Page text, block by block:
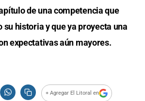
de una competencia que
su historia y que ya proyecta una
expectativas aún mayores.
+ Agregar El Litoral en